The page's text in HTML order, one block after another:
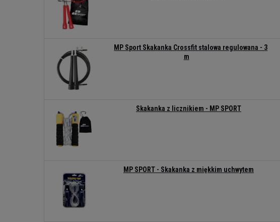
MP Sport Skakanka Crossfit stalowa regulowana - 3
m
Skakanka z licznikiem - MP SPORT
MP SPORT - Skakanka z miękkim uchwytem